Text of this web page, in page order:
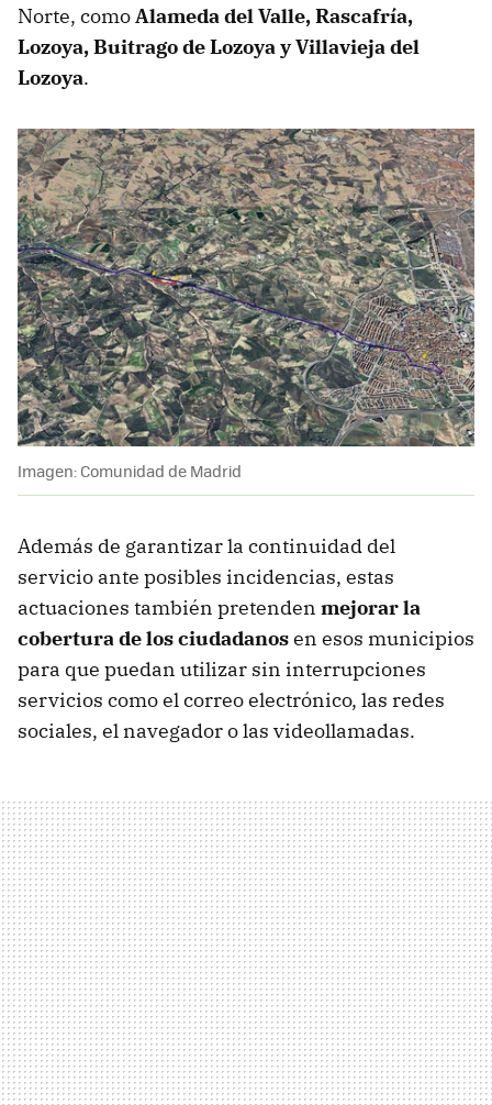
Norte, comoAlameda del Valle, Rascafría,
Lozoya, Buitrago de Lozoya y Villavieja del
Lozoya.
Imagen: Comunidad de Madrid
Además de garantizar la continuidad del
servicio ante posibles incidencias, estas
actuaciones también pretenden mejorar la
cobertura de los ciudadanosen esos municipios
para que puedan utilizar sin interrupciones
servicios como el correo electrónico, las redes
sociales, el navegador o las videollamadas.